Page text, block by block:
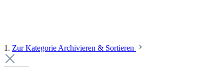
1. Zur Kategorie Archivieren & Sortieren